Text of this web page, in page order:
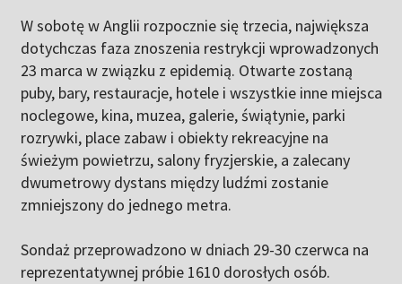
W sobotę w Anglii rozpocznie się trzecia, największa
dotychczas faza znoszenia restrykcji wprowadzonych
23 marca w związku z epidemią. Otwarte zostaną
puby, bary, restauracje, hotele i wszystkie inne miejsca
noclegowe, kina, muzea, galerie, świątynie, parki
rozrywki, place zabaw i obiekty rekreacyjne na
świeżym powietrzu, salony fryzjerskie, a zalecany
dwumetrowy dystans między ludźmi zostanie
zmniejszony do jednego metra.
Sondaż przeprowadzono w dniach 29-30 czerwca na
reprezentatywnej próbie 1610 dorosłych osób.